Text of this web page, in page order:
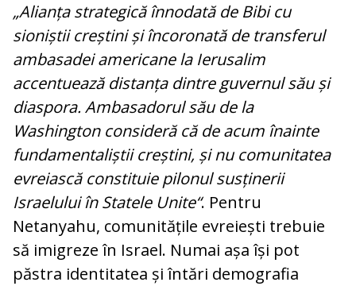
„Alianța strategică înnodată de Bibi cu
sioniștii creștini și încoronată de transferul
ambasadei americane la Ierusalim
accentuează distanța dintre guvernul său și
diaspora. Ambasadorul său de la
Washington consideră că de acum înainte
fundamentaliștii creștini, și nu comunitatea
evreiască constituie pilonul susținerii
Israelului în Statele Unite“. Pentru
Netanyahu, comunitățile evreiești trebuie
să imigreze în Israel. Numai așa își pot
păstra identitatea și întări demografia